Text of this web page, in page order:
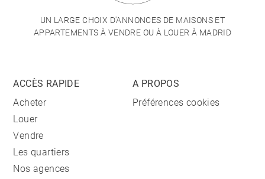
UN LARGE CHOIX D'ANNONCES DE MAISONS ET
APPARTEMENTS À VENDRE OU À LOUER À MADRID
ACCÈS RAPIDE
Acheter
Louer
Vendre
Les quartiers
Nos agences
A PROPOS
Préférences cookies